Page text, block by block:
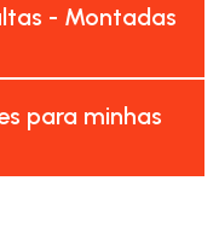
- Montadas
para minhas